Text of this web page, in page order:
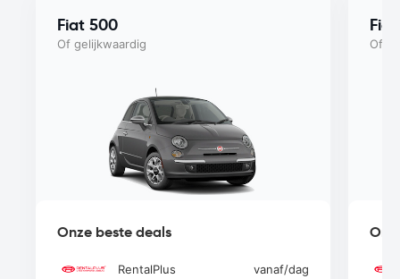
Fiat 500
Of gelijkwaardig
Onze beste deals
RentalPlus vanaf/dag
Of